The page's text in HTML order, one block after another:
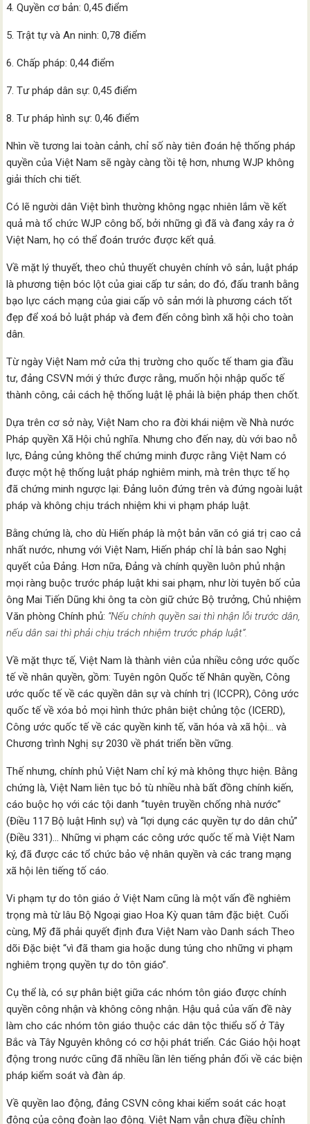
4. Quyền cơ bản: 0,45 điểm
5. Trật tự và An ninh: 0,78 điểm
6. Chấp pháp: 0,44 điểm
7. Tư pháp dân sự: 0,45 điểm
8. Tư pháp hình sự: 0,46 điểm
Nhìn về tương lai toàn cảnh, chỉ số này tiên đoán hệ thống pháp
quyền của Việt Nam sẽ ngày càng tồi tệ hơn, nhưng WJP không
giải thích chi tiết.
Có lẽ người dân Việt bình thường không ngạc nhiên lắm về kết
quả mà tổ chức WJP công bố, bởi những gì đã và đang xảy ra ở
Việt Nam, họ có thể đoán trước được kết quả.
Về mặt lý thuyết, theo chủ thuyết chuyên chính vô sản, luật pháp
là phương tiện bóc lột của giai cấp tư sản; do đó, đấu tranh bằng
bạo lực cách mạng của giai cấp vô sản mới là phương cách tốt
đẹp để xoá bỏ luật pháp và đem đến công bình xã hội cho toàn
dân.
Từ ngày Việt Nam mở cửa thị trường cho quốc tế tham gia đầu
tư, đảng CSVN mới ý thức được rằng, muốn hội nhập quốc tế
thành công, cải cách hệ thống luật lệ phải là biện pháp then chốt.
Dựa trên cơ sở này, Việt Nam cho ra đời khái niệm về Nhà nước
Pháp quyền Xã Hội chủ nghĩa. Nhưng cho đến nay, dù với bao nỗ
lực, Đảng củng không thể chứng minh được rằng Việt Nam có
được một hệ thống luật pháp nghiêm minh, mà trên thực tế họ
đã chứng minh ngược lại: Đảng luôn đứng trên và đứng ngoài luật
pháp và không chịu trách nhiệm khi vi phạm pháp luật.
Bằng chứng là, cho dù Hiến pháp là một bản văn có giá trị cao cả
nhất nước, nhưng với Việt Nam, Hiến pháp chỉ là bản sao Nghị
quyết của Đảng. Hơn nữa, Đảng và chính quyền luôn phủ nhận
mọi ràng buộc trước pháp luật khi sai phạm, như lời tuyên bố của
ông Mai Tiến Dũng khi ông ta còn giữ chức Bộ trưởng, Chủ nhiệm
Văn phòng Chính phủ: “Nếu chính quyền sai thì nhận lỗi trước dân,
nếu dân sai thì phải chịu trách nhiệm trước pháp luật”.
Về mặt thực tế, Việt Nam là thành viên của nhiều công ước quốc
tế về nhân quyền, gồm: Tuyên ngôn Quốc tế Nhân quyền, Công
ước quốc tế về các quyền dân sự và chính trị (ICCPR), Công ước
quốc tế về xóa bỏ mọi hình thức phân biệt chủng tộc (ICERD),
Công ước quốc tế về các quyền kinh tế, văn hóa và xã hội… và
Chương trình Nghị sự 2030 về phát triển bền vững.
Thế nhưng, chính phủ Việt Nam chỉ ký mà không thực hiện. Bằng
chứng là, Việt Nam liên tục bỏ tù nhiều nhà bất đồng chính kiến,
cáo buộc họ với các tội danh “tuyên truyền chống nhà nước”
(Điều 117 Bộ luật Hình sự) và “lợi dụng các quyền tự do dân chủ”
(Điều 331)… Những vi phạm các công ước quốc tế mà Việt Nam
ký, đã được các tổ chức bảo vệ nhân quyền và các trang mạng
xã hội lên tiếng tố cáo.
Vi phạm tự do tôn giáo ở Việt Nam cũng là một vấn đề nghiêm
trọng mà từ lâu Bộ Ngoại giao Hoa Kỳ quan tâm đặc biệt. Cuối
cùng, Mỹ đã phải quyết định đưa Việt Nam vào Danh sách Theo
dõi Đặc biệt “vì đã tham gia hoặc dung túng cho những vi phạm
nghiêm trọng quyền tự do tôn giáo”.
Cụ thể là, có sự phân biệt giữa các nhóm tôn giáo được chính
quyền công nhận và không công nhận. Hậu quả của vấn đề này
làm cho các nhóm tôn giáo thuộc các dân tộc thiểu số ở Tây
Bắc và Tây Nguyên không có cơ hội phát triển. Các Giáo hội hoạt
động trong nước cũng đã nhiều lần lên tiếng phản đối về các biện
pháp kiểm soát và đàn áp.
Về quyền lao động, đảng CSVN công khai kiểm soát các hoạt
động của công đoàn lao động. Việt Nam vẫn chưa điều chỉnh